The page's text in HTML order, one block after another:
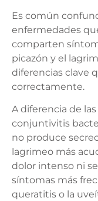
Es común
enfermedades
comparten
picazón y el
diferencias clave
correctamente.
A diferencia de las
conjuntivitis
no produce
lagrimeo más
dolor intenso ni
síntomas más
queratitis o la